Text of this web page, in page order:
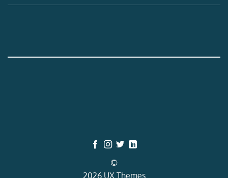
©
2026 UX Themes